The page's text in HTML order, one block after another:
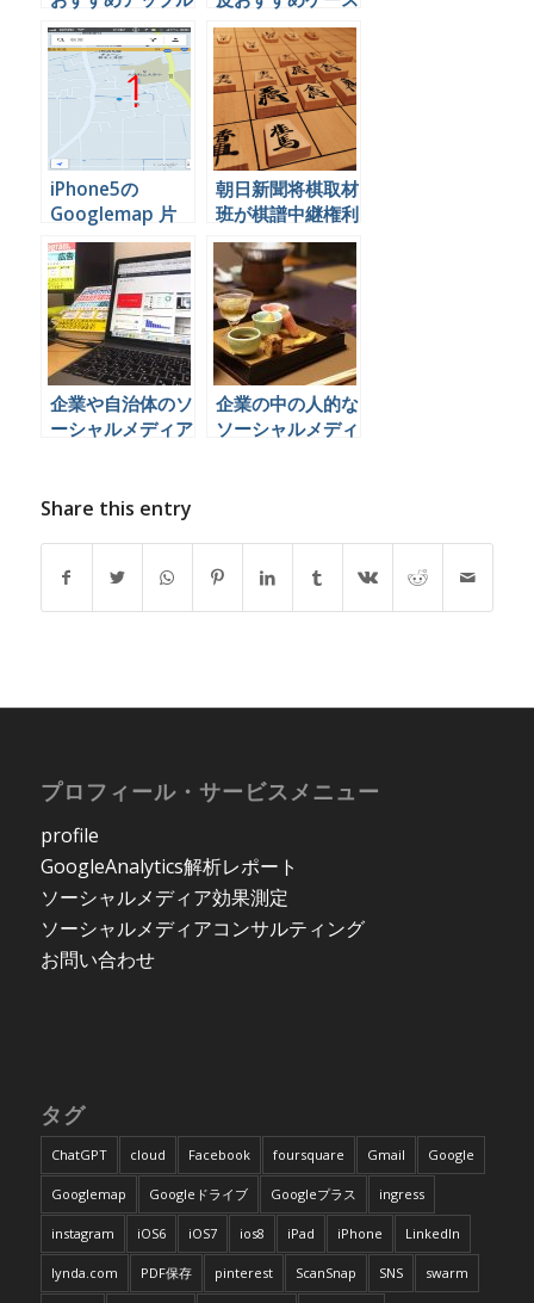
マークが見えるカ
バー
iPhone5の
Googlemap 片
手で拡大縮小する
方法
朝日新聞将棋取材
班が棋譜中継権利
侵害に対して発信
したツイートにつ
いて思うこと
企業や自治体のソ
ーシャルメディア
いました。 #ソー
企業の中の人的な
ソーシャルメディ
Share this entry
プロフィール・サービスメニュー
profile
GoogleAnalytics解析レポート
ソーシャルメディア効果測定
ソーシャルメディアコンサルティング
お問い合わせ
タグ
ChatGPT cloud Facebook foursquare Gmail Google
Googlemap Googleドライブ Googleプラス ingress
instagram iOS6 iOS7 ios8 iPad iPhone LinkedIn
lynda.com PDF保存 pinterest ScanSnap SNS swarm